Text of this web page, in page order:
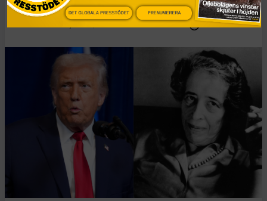
6 min lästid
DET GLOBALA PRESSTÖDET PRENUMERERA